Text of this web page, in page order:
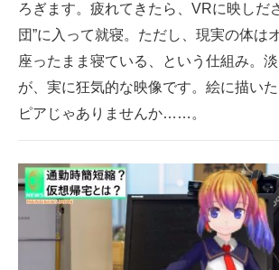
ろぎます。疲れてきたら、VRに映しだ
団”に入って就寝。ただし、現実の体は
座ったまま寝ている、という仕組み。
が、実に狂気的な映像です。絵に描い
ピアじゃありませんか……。